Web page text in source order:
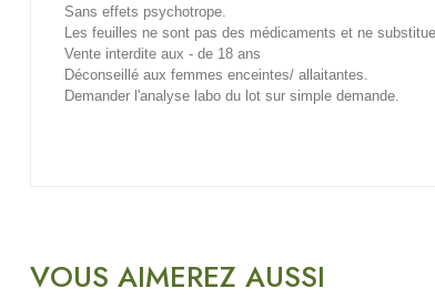
Sans effets psychotrope.
Les feuilles ne sont pas des médicaments et ne
Vente interdite aux - de 18 ans
Déconseillé aux femmes enceintes/ allaitantes.
Demander l'analyse labo du lot sur simple demande.
VOUS AIMEREZ AUSSI